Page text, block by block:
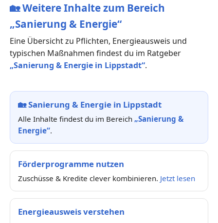
🏡Weitere Inhalte zum Bereich
„Sanierung & Energie“
Eine Übersicht zu Pflichten, Energieausweis und
typischen Maßnahmen findest du im Ratgeber
„Sanierung & Energie in Lippstadt“.
🏡Sanierung & Energie in Lippstadt
Alle Inhalte findest du im Bereich „Sanierung &
Energie“.
Förderprogramme nutzen
Zuschüsse & Kredite clever kombinieren. Jetzt lesen
Energieausweis verstehen